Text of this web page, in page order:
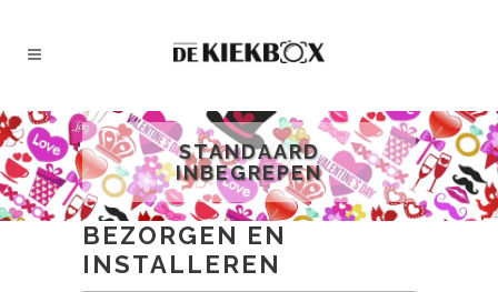
STANDAARD
INBEGREPEN
BEZORGEN EN
INSTALLEREN